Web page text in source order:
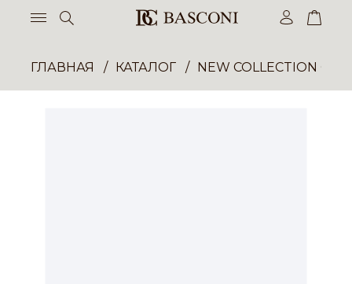
ГЛАВНАЯ КАТАЛОГ NEW COLLECTION